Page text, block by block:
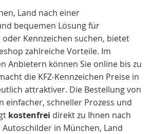
Land nach einer
bequemen Lösung für
Kennzeichen suchen, bietet
zahlreiche Vorteile. Im
Anbietern können Sie online bis zu
die KFZ-Kennzeichen Preise in
attraktiver. Die Bestellung von
einfacher, schneller Prozess und
kostenfrei direkt zu Ihnen nach
Autoschilder in München, Land